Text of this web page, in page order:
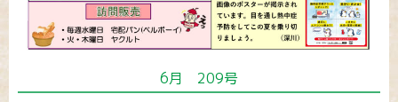
6月 209号